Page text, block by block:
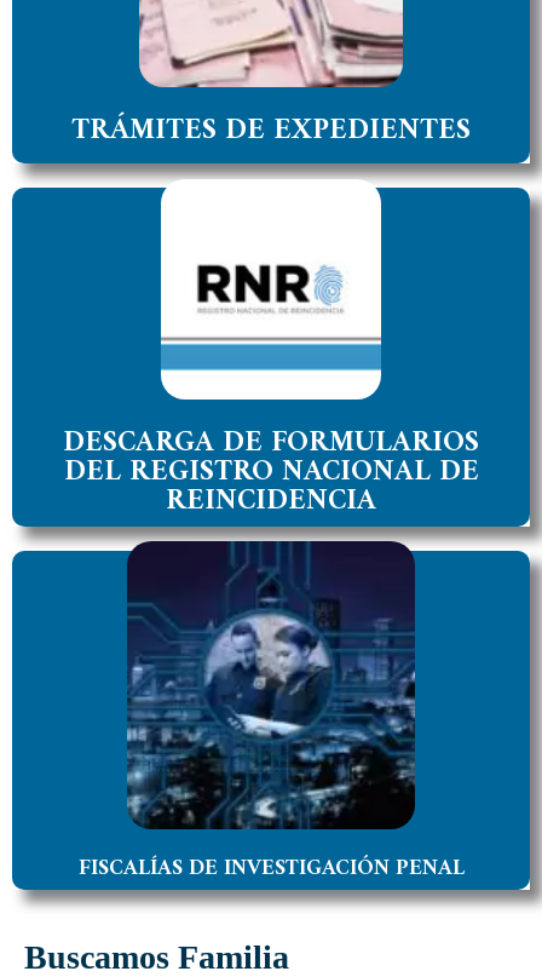
TRÁMITES DE EXPEDIENTES
ACCEDER
DESCARGA DE FORMULARIOS
DEL REGISTRO NACIONAL DE
REINCIDENCIA
DESCARGA DE FORMULARIOS
Nacional de Reincidencias
ACCEDER
FISCALÍAS DE INVESTIGACIÓN PENAL
FÍSCALÍAS DE INVESTIGACIÓN PENAL
Consulta pública de Radicación de Expedientes de
la Fiscalía del Juzgado o Seccional
ACCEDER
Buscamos Familia